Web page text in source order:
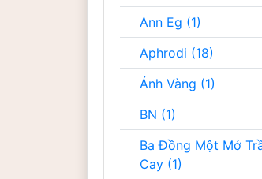
Ann Eg (1)
Aphrodi (18)
Ánh Vàng (1)
BN (1)
Ba Đồng Một Mớ
Cay (1)